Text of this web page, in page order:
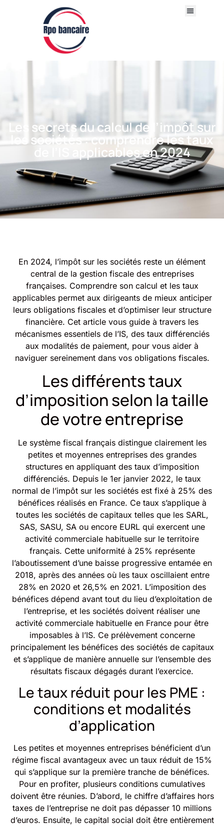
Les secrets du calcul de l’impôt sur
les sociétés : comprendre les taux
de l’IS applicables en 2024
En 2024, l’impôt sur les sociétés reste un élément
central de la gestion fiscale des entreprises
françaises. Comprendre son calcul et les taux
applicables permet aux dirigeants de mieux anticiper
leurs obligations fiscales et d’optimiser leur structure
financière. Cet article vous guide à travers les
mécanismes essentiels de l’IS, des taux différenciés
aux modalités de paiement, pour vous aider à
naviguer sereinement dans vos obligations fiscales.
Les différents taux
d’imposition selon la taille
de votre entreprise
Le système fiscal français distingue clairement les
petites et moyennes entreprises des grandes
structures en appliquant des taux d’imposition
différenciés. Depuis le 1er janvier 2022, le taux
normal de l’impôt sur les sociétés est fixé à 25% des
bénéfices réalisés en France. Ce taux s’applique à
toutes les sociétés de capitaux telles que les SARL,
SAS, SASU, SA ou encore EURL qui exercent une
activité commerciale habituelle sur le territoire
français. Cette uniformité à 25% représente
l’aboutissement d’une baisse progressive entamée en
2018, après des années où les taux oscillaient entre
28% en 2020 et 26,5% en 2021. L’imposition des
bénéfices dépend avant tout du lieu d’exploitation de
l’entreprise, et les sociétés doivent réaliser une
activité commerciale habituelle en France pour être
imposables à l’IS. Ce prélèvement concerne
principalement les bénéfices des sociétés de capitaux
et s’applique de manière annuelle sur l’ensemble des
résultats fiscaux dégagés durant l’exercice.
Le taux réduit pour les PME :
conditions et modalités
d’application
Les petites et moyennes entreprises bénéficient d’un
régime fiscal avantageux avec un taux réduit de 15%
qui s’applique sur la première tranche de bénéfices.
Pour en profiter, plusieurs conditions cumulatives
doivent être réunies. D’abord, le chiffre d’affaires hors
taxes de l’entreprise ne doit pas dépasser 10 millions
d’euros. Ensuite, le capital social doit être entièrement